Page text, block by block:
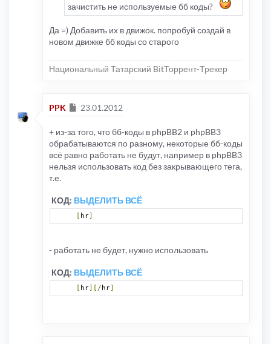
зачистить не используемые бб коды?
Да =) Добавить их в движок. попробуй создай в
новом движке бб коды со старого
Национальный Татарский BitТоррент-Трекер
PPK Сообщение
23.01.2012
+ из-за того, что бб-коды в phpBB2 и phpBB3
обрабатываются по разному, некоторые бб-коды
всё равно работать не будут, например в phpBB3
нельзя использовать код без закрывающего тега,
т.е.
КОД: ВЫДЕЛИТЬ ВСЁ
[ hr]
- работать не будет, нужно использовать
КОД: ВЫДЕЛИТЬ ВСЁ
hr ][/ hr